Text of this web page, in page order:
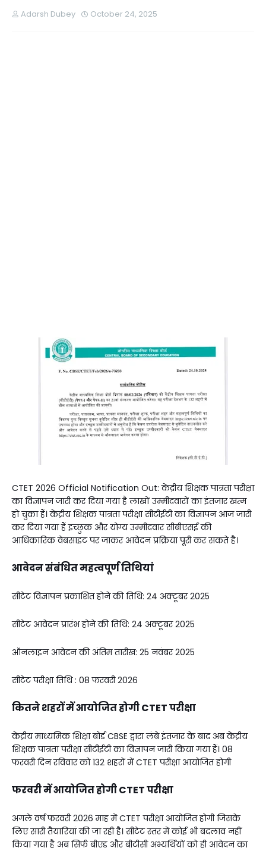
Adarsh Dubey October 24, 2025
CTET 2026 Official Notification Out: केंद्रीय शिक्षक पात्रता परीक्षा
का विज्ञापन जारी कर दिया गया है लाखों उम्मीदवारों का इंतजार खत्म
हो चुका हैं। केंद्रीय शिक्षक पात्रता परीक्षा सीटीईटी का विज्ञापन आज जारी
कर दिया गया हैं इच्छुक और योग्य उम्मीदवार सीबीएसई की
आधिकारिक वेबसाइट पर जाकर आवेदन प्रक्रिया पूरी कर सकते है।
आवेदन संबंधित महत्वपूर्ण तिथियां
सीटेट विज्ञापन प्रकाशित होने की तिथि: 24 अक्टूबर 2025
सीटेट आवेदन प्रारंभ होने की तिथि: 24 अक्टूबर 2025
ऑनलाइन आवेदन की अंतिम तारीख: 25 नवंबर 2025
सीटेट परीक्षा तिथि : 08 फरवरी 2026
कितने शहरों में आयोजित होगी CTET परीक्षा
केंद्रीय माध्यमिक शिक्षा बोर्ड CBSE द्वारा लंबे इंतजार के बाद अब केंद्रीय
शिक्षक पात्रता परीक्षा सीटीईटी का विज्ञापन जारी किया गया हैं। 08
फरवरी दिन रविवार को 132 शहरों में CTET परीक्षा आयोजित होगी
फरवरी में आयोजित होगीCTET परीक्षा
अगले वर्ष फरवरी 2026 माह में CTET परीक्षा आयोजित होगी जिसके
लिए सारी तैयारियां की जा रही है। सीटेट स्तर में कोई भी बदलाव नहीं
किया गया है अब सिर्फ बीएड और बीटीसी अभ्यर्थियों को ही आवेदन का